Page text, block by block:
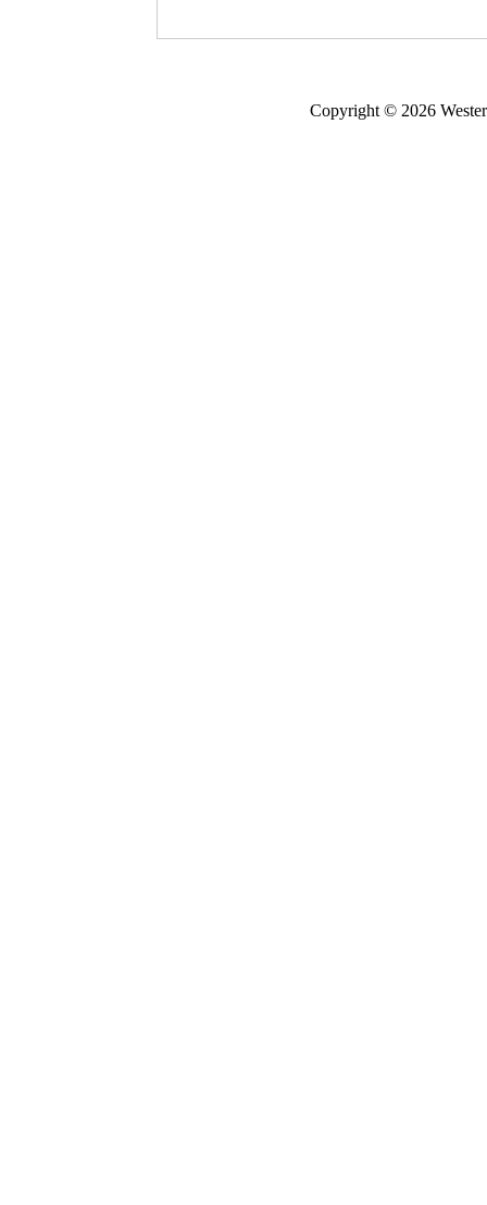
Copyright © 2026